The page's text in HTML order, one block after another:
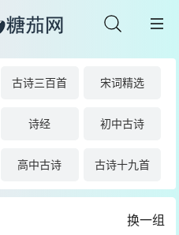
古诗三百首 宋词精选
诗经 初中古诗
高中古诗 古诗十九首
换一组